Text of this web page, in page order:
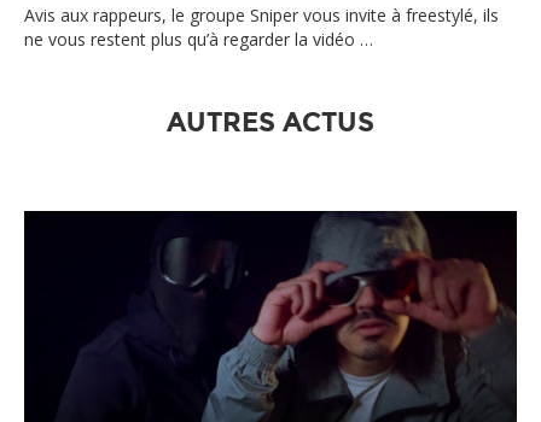
Avis aux rappeurs, le groupe Sniper vous invite à freestylé, ils
ne vous restent plus qu’à regarder la vidéo …
AUTRES ACTUS